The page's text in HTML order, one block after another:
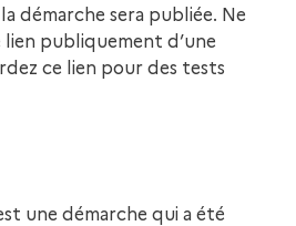
démarche sera publiée. Ne
lien publiquement d’une
ce lien pour des tests
une démarche qui a été